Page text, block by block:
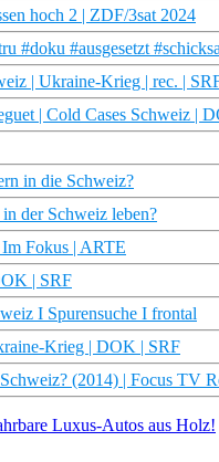
hoch 2 | ZDF/3sat 2024
#doku #ausgesetzt
| Ukraine-Krieg | rec. |
| Cold Cases Schweiz |
in die Schweiz?
der Schweiz leben?
Fokus | ARTE
| SRF
I Spurensuche I frontal
Krieg | DOK | SRF
(2014) | Focus TV
Luxus-Autos aus Holz!